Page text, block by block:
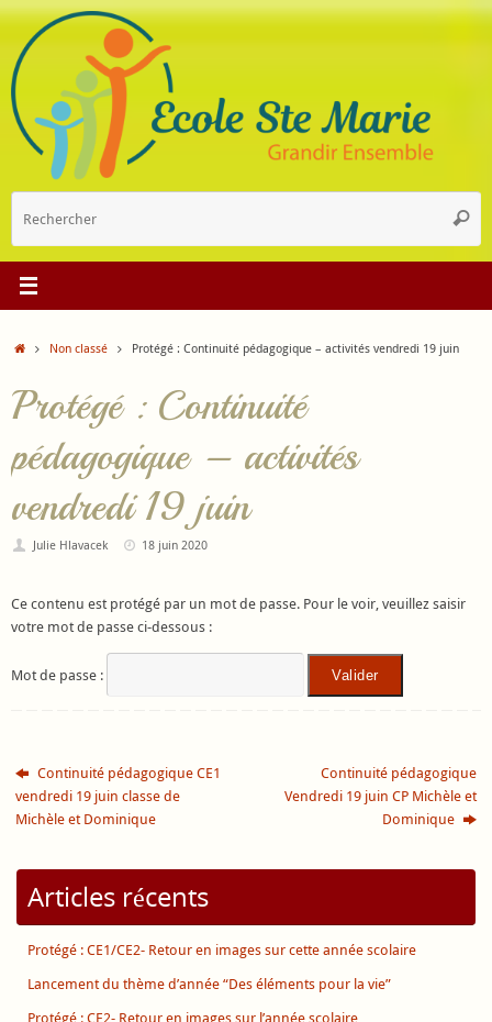
Passer
contenu
:
AccueilNon classé Protégé : Continuité pédagogique – activités vendredi 19 juin
Protégé : Continuité
pédagogique – activités
vendredi 19 juin
Julie Hlavacek 18 juin 2020
Ce contenu est protégé par un mot de passe. Pour le voir, veuillez saisir
votre mot de passe ci-dessous :
Mot de passe :
Continuité pédagogique CE1
vendredi 19 juin classe de
Michèle et Dominique
Continuité pédagogique
Vendredi 19 juin CP Michèle et
Dominique
Articles récents
Protégé : CE1/CE2- Retour en images sur cette année scolaire
Lancement du thème d’année “Des éléments pour la vie”
Protégé : CE2- Retour en images sur l’année scolaire